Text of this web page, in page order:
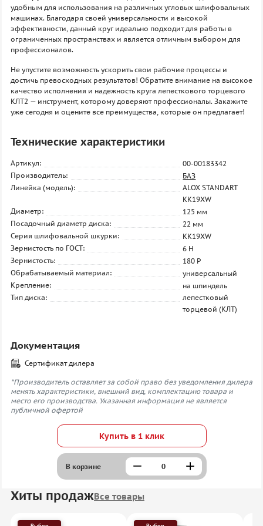
удобным для использования на различных угловых шлифовальных
машинах. Благодаря своей универсальности и высокой
эффективности, данный круг идеально подходит для работы в
ограниченных пространствах и является отличным выбором для
профессионалов.
Не упустите возможность ускорить свои рабочие процессы и
достичь превосходных результатов! Обратите внимание на высокое
качество исполнения и надежность круга лепесткового торцевого
КЛТ2 — инструмент, которому доверяют профессионалы. Закажите
уже сегодня и оцените все преимущества, которые он предлагает!
Технические характеристики
Артикул:
00-00183342
Производитель:
БАЗ
Линейка (модель):
ALOX STANDART
KK19XW
Диаметр:
125 мм
Посадочный диаметр диска:
22 мм
Серия шлифовальной шкурки:
KK19XW
Зернистость по ГОСТ:
6 H
Зернистость:
180 P
Обрабатываемый материал:
универсальный
Крепление:
на шпиндель
Тип диска:
лепестковый
торцевой (КЛТ)
Документация
Сертификат дилера
*Производитель оставляет за собой право без уведомления дилера
менять характеристики, внешний вид, комплектацию товара и
место его производства. Указанная информация не является
публичной офертой
Купить в 1 клик
В корзине
Хиты продажВсе товары